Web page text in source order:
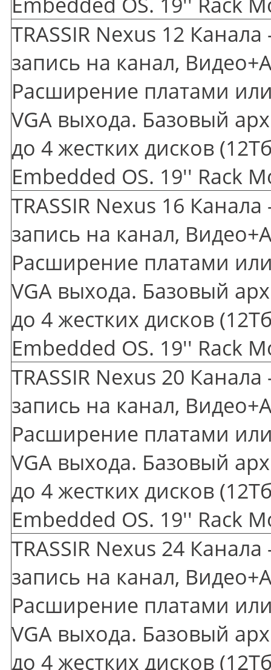
TRASSIR Nexus 12
запись на канал,
Расширение платами
VGA выхода. Базовый
до 4 жестких дисков (12
Embedded OS. 19'' Rack
TRASSIR Nexus 16
запись на канал,
Расширение платами
VGA выхода. Базовый
до 4 жестких дисков (12
Embedded OS. 19'' Rack
TRASSIR Nexus 20
запись на канал,
Расширение платами
VGA выхода. Базовый
до 4 жестких дисков (12
Embedded OS. 19'' Rack
TRASSIR Nexus 24
запись на канал,
Расширение платами
VGA выхода. Базовый
до 4 жестких дисков (12